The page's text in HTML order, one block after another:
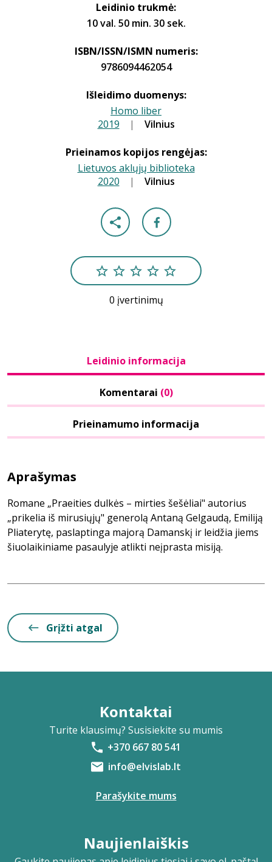
Leidinio trukmė:
10 val. 50 min. 30 sek.
ISBN/ISSN/ISMN numeris:
9786094462054
Išleidimo duomenys:
Homo liber
2019 | Vilnius
Prieinamos kopijos rengėjas:
Lietuvos aklųjų biblioteka
2020 | Vilnius
0 įvertinimų
Leidinio informacija
Komentarai (0)
Prieinamumo informacija
Aprašymas
Romane „Praeities dulkės – mirties šešėliai" autorius
„prikelia iš mirusiųjų" generolą Antaną Gelgaudą, Emiliją
Pliaterytę, paslaptinga majorą Damanskį ir leidžia jiems
šiuolaikiniame pasaulyje atlikti neįprasta misiją.
Grįžti atgal
Kontaktai
Turite klausimų? Susisiekite su mumis
+370 667 80 541
info@elvislab.lt
Parašykite mums
Naujienlaiškis